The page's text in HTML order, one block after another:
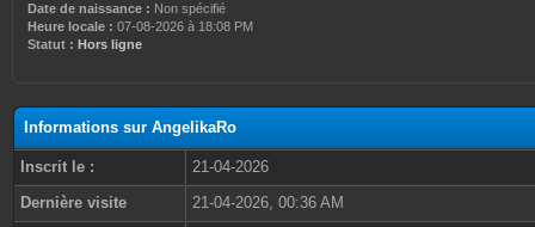
Date de naissance : Non spécifié
Heure locale : 07-08-2026 à 18:08 PM
Statut : Hors ligne
Informations sur AngelikaRo
Inscrit le :
21-04-2026
Dernière visite
21-04-2026, 00:36 AM